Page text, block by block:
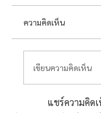
ความคิดเห็น
เขียนความคิดเห็น
แชร์ความคิด